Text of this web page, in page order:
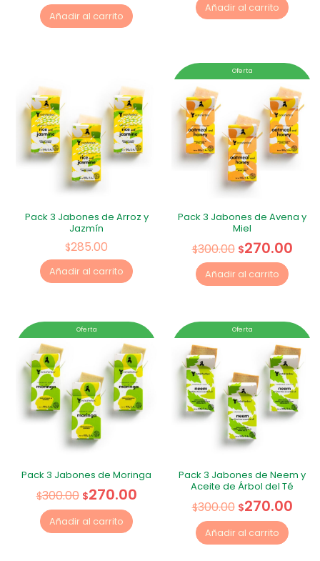
Añadir al carrito
Añadir al carrito
Pack 3 Jabones de Arroz y
Jazmín
$285.00
Añadir al carrito
Oferta
Pack 3 Jabones de Avena y
Miel
$300.00 $270.00
Añadir al carrito
Oferta
Pack 3 Jabones de Moringa
$300.00 $270.00
Añadir al carrito
Oferta
Pack 3 Jabones de Neem y
Aceite de Árbol del Té
$300.00 $270.00
Añadir al carrito